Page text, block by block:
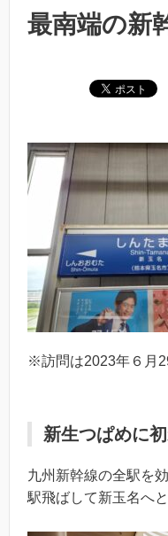
最南端の新
※訪問は2023年６月
新生つぱめに
九州新幹線の全駅を
駅飛ばして新玉名へ